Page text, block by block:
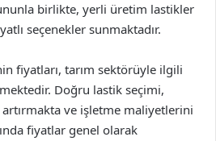
birlikte, yerli üretim lastikler
seçenekler sunmaktadır.
fiyatları, tarım sektörüyle ilgili
Doğru lastik seçimi,
ve işletme maliyetlerini
fiyatlar genel olarak